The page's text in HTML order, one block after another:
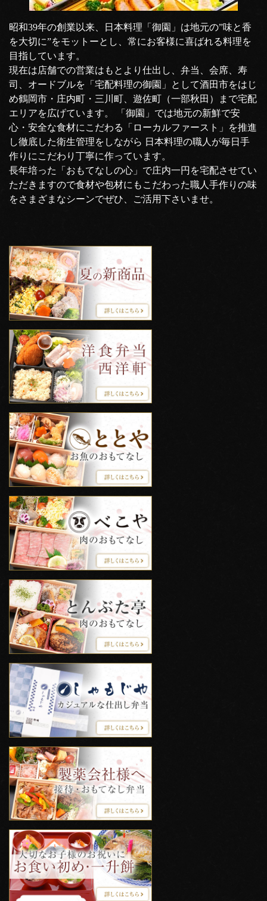
昭和39年の創業以来、日本料理「御園」は地元の”味と香
を大切に”をモットーとし、常にお客様に喜ばれる料理を
目指しています。
現在は店舗での営業はもとより仕出し、弁当、会席、寿
司、オードブルを「宅配料理の御園」として酒田市をはじ
め鶴岡市・庄内町・三川町、遊佐町（一部秋田）まで宅配
エリアを広げています。 「御園」では地元の新鮮で安
心・安全な食材にこだわる「ローカルファースト」を推進
し徹底した衛生管理をしながら 日本料理の職人が毎日手
作りにこだわり丁寧に作っています。
長年培った「おもてなしの心」で庄内一円を宅配させてい
ただきますので食材や包材にもこだわった職人手作りの味
をさまざまなシーンでぜひ、ご活用下さいませ。